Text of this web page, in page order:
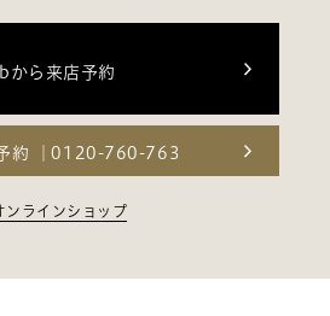
から来店予約
約 0120-760-763
ンラインショップ